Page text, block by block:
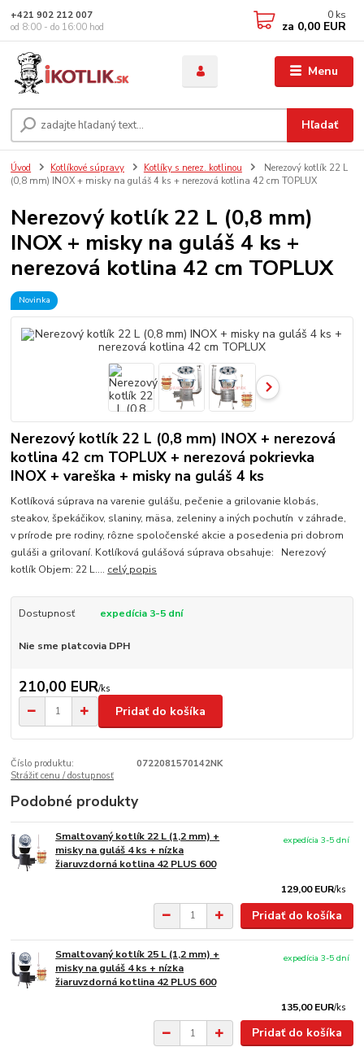
Menu
Hľadať
+421 902 212 007
od 8:00 - do 16:00 hod
0 ks
za 0,00 EUR
Úvod Kotlíkové súpravy Kotlíky s nerez. kotlinou
Nerezový kotlík 22 L
(0,8 mm) INOX + misky na guláš 4 ks + nerezová kotlina 42 cm TOPLUX
Nerezový kotlík 22 L (0,8 mm)
INOX + misky na guláš 4 ks +
nerezová kotlina 42 cm TOPLUX
Novinka
Nerezový kotlík 22 L (0,8 mm) INOX + nerezová
kotlina 42 cm TOPLUX + nerezová pokrievka
INOX + vareška + misky na guláš 4 ks
Kotlíková súprava na varenie gulášu, pečenie a grilovanie klobás,
steakov, špekáčikov, slaniny, mäsa, zeleniny a iných pochutín v záhrade,
v prírode pre rodiny, rôzne spoločenské akcie a posedenia pri dobrom
guláši a grilovaní. Kotlíková gulášová súprava obsahuje: Nerezový
kotlík Objem: 22 L.... celý popis
Dostupnosť expedícia 3-5 dní
Nie sme platcovia DPH
210,00 EUR/ks
Pridať do košíka
Číslo produktu:
0722081570142NK
Strážiť cenu / dostupnosť
Podobné produkty
Smaltovaný kotlík 22 L (1,2 mm) +
misky na guláš 4 ks + nízka
žiaruvzdorná kotlina 42 PLUS 600
129,00 EUR/ks
expedícia 3-5 dní
Pridať do košíka
Smaltovaný kotlík 25 L (1,2 mm) +
misky na guláš 4 ks + nízka
žiaruvzdorná kotlina 42 PLUS 600
135,00 EUR/ks
expedícia 3-5 dní
Pridať do košíka